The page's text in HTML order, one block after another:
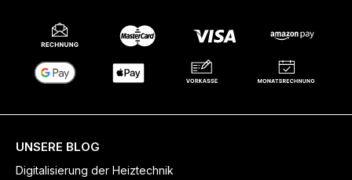
UNSERE BLOG
Digitalisierung der Heiztechnik